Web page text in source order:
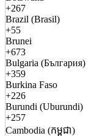
+267
Brazil (Brasil)
+55
Brunei
+673
Bulgaria (България)
+359
Burkina Faso
+226
Burundi (Uburundi)
+257
Cambodia (កម្ពុជា)